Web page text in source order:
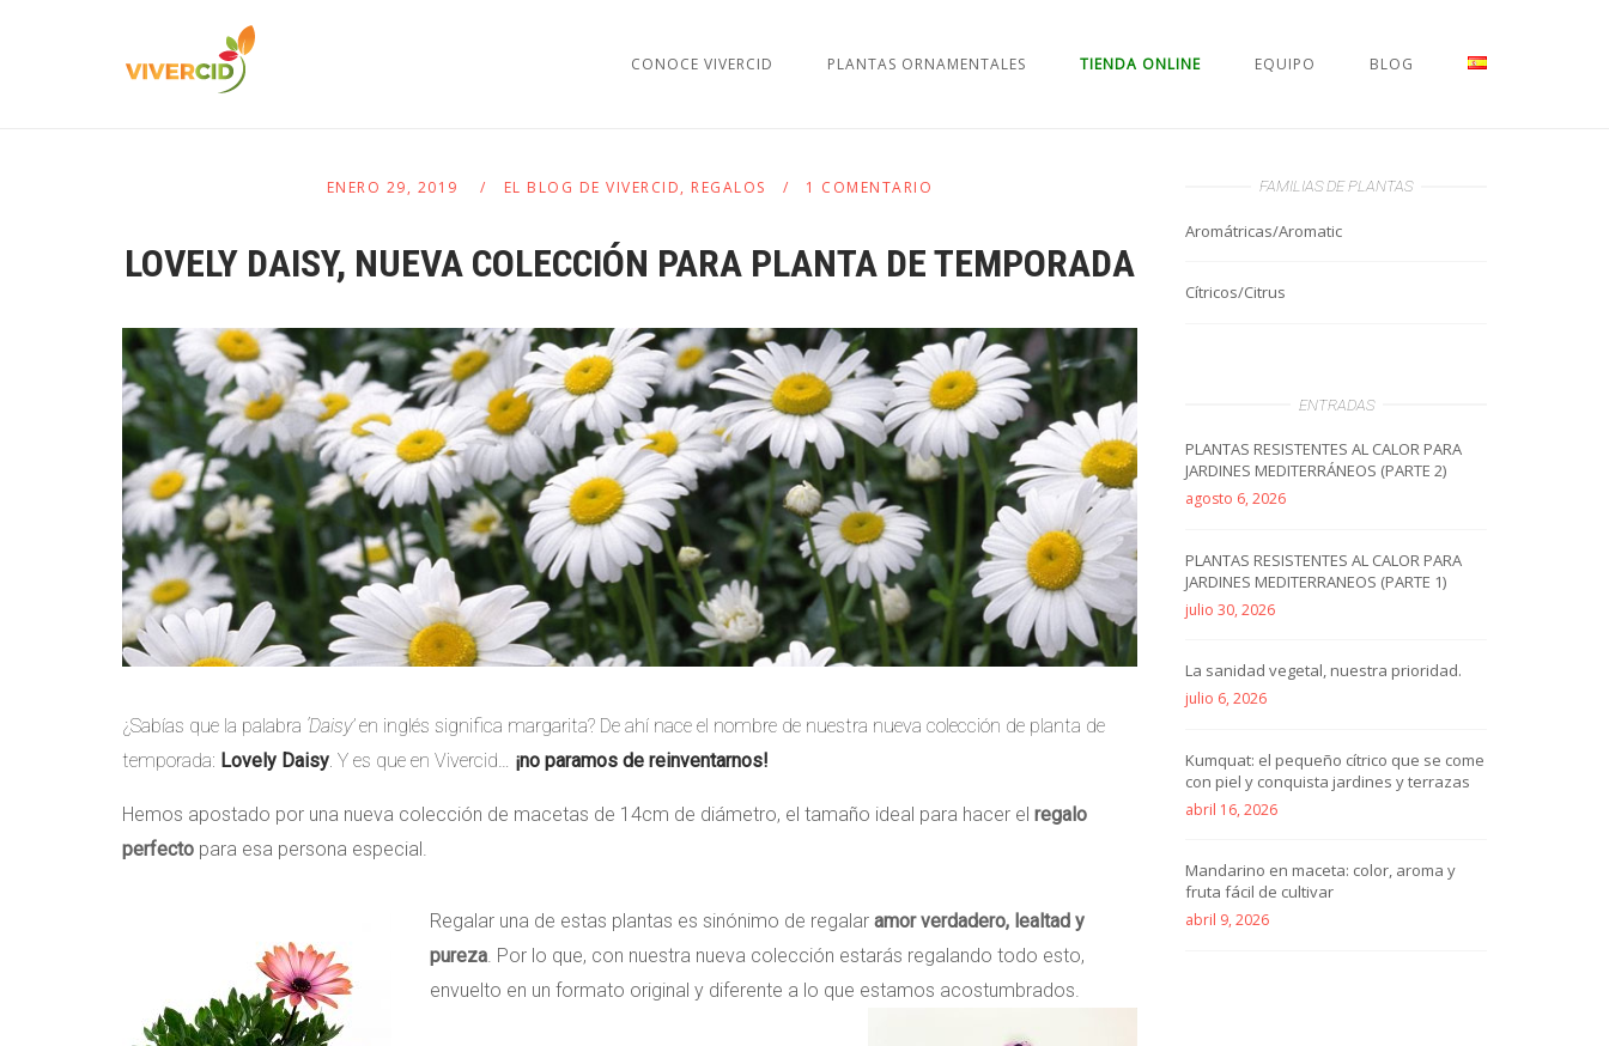
CONOCE VIVERCID PLANTAS ORNAMENTALES TIENDA ONLINE EQUIPO BLOG
ENERO 29, 2019 EL BLOG DE VIVERCID, REGALOS 1 COMENTARIO
LOVELY DAISY, NUEVA COLECCIÓN PARA PLANTA DE TEMPORADA
¿Sabías que la palabra ‘Daisy’en inglés significa margarita? De ahí nace el nombre de nuestra nueva colección de planta de
temporada: Lovely Daisy . Y es que en Vivercid… ¡no paramos de reinventarnos!
Hemos apostado por una nueva colección de macetas de 14cm de diámetro, el tamaño ideal para hacer el regalo
perfecto para esa persona especial.
Regalar una de estas plantas es sinónimo de regalar amor verdadero, lealtad y
pureza. Por lo que, con nuestra nueva colección estarás regalando todo esto,
envuelto en un formato original y diferente a lo que estamos acostumbrados.
FAMILIAS DE PLANTAS
Aromátricas/Aromatic
Cítricos/Citrus
ENTRADAS
PLANTAS RESISTENTES AL CALOR PARA
JARDINES MEDITERRÁNEOS (PARTE 2)
agosto 6, 2026
PLANTAS RESISTENTES AL CALOR PARA
JARDINES MEDITERRANEOS (PARTE 1)
julio 30, 2026
La sanidad vegetal, nuestra prioridad.
julio 6, 2026
Kumquat: el pequeño cítrico que se come
con piel y conquista jardines y terrazas
abril 16, 2026
Mandarino en maceta: color, aroma y
fruta fácil de cultivar
abril 9, 2026